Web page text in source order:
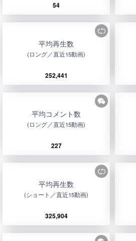
54
平均再生数
(ロング／直近15動画)
252,441
平均コメント数
(ロング／直近15動画)
227
平均再生数
(ショート／直近15動画)
325,904